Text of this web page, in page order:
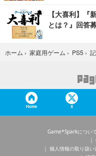
【大喜利】『
とは？』回答
ホーム › 家庭用ゲーム › PS5 ›
Home X
Game*Sparkについ
個人情報の取り扱い